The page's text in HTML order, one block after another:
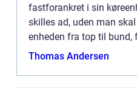
fastforankret i sin
skilles ad, uden man
enheden fra top til bund,
sammen. Men så...
Thomas Andersen